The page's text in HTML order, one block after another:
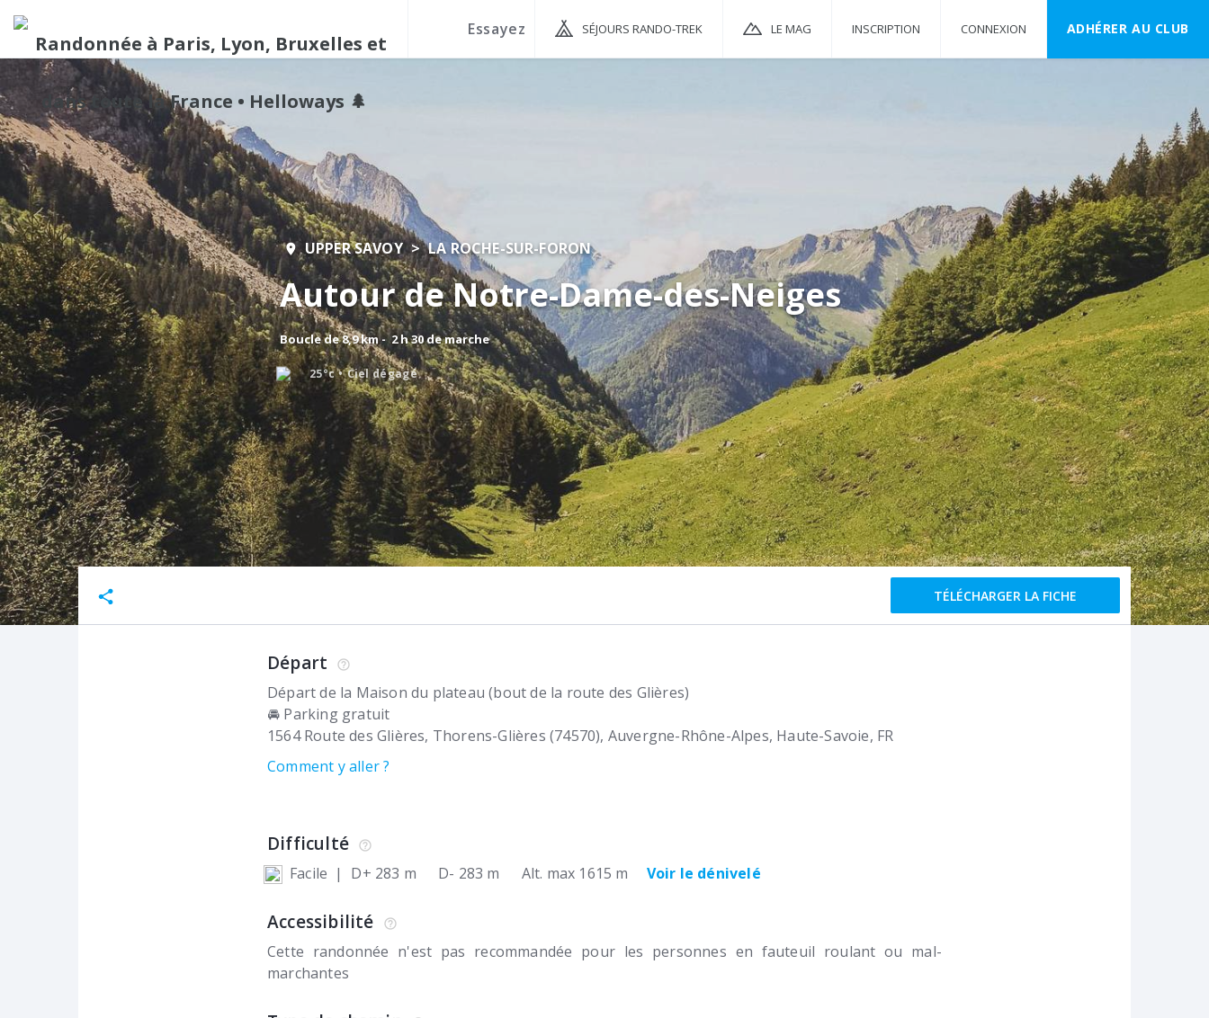
SÉJOURS RANDO-TREK LE MAG INSCRIPTION CONNEXION ADHÉRER AU CLUB
UPPER SAVOY LA ROCHE-SUR-FORON
Autour de Notre-Dame-des-Neiges
Boucle de 8,9 km - 2 h 30 de marche
25°c Ciel dégagé
TÉLÉCHARGER LA FICHE
Départ
Départ de la Maison du plateau (bout de la route des Glières)
🚘 Parking gratuit
1564 Route des Glières Thorens-Glières (74570) Auvergne-Rhône-Alpes, Haute-Savoie FR
Comment y aller ?
Difficulté
Facile | D+ 283 m D- 283 m Alt. max 1615 m Voir le dénivelé
Accessibilité
Cette randonnée n'est pas recommandée pour les personnes en fauteuil roulant ou mal-
marchantes